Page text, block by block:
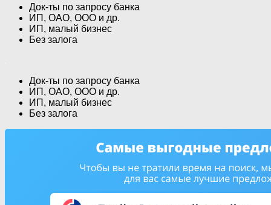
Док-ты по запросу банка
ИП, ОАО, ООО и др.
ИП, малый бизнес
Без залога
Док-ты по запросу банка
ИП, ОАО, ООО и др.
ИП, малый бизнес
Без залога